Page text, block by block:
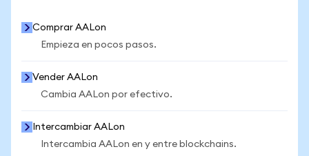
Comprar AALon
Empieza en pocos pasos.
Vender AALon
Cambia AALon por efectivo.
Intercambiar AALon
Intercambia AALon en y entre blockchains.